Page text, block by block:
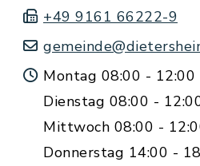
+49 9161 66222-9
Montag 08:00 - 12:00
Dienstag 08:00 -
Mittwoch 08:00 -
Donnerstag 14:00 -